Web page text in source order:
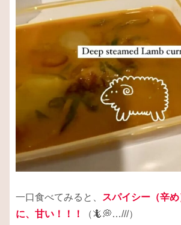
一口食べてみると、
スパイシー（辛
に、甘い！！！
（🦎💭…///）